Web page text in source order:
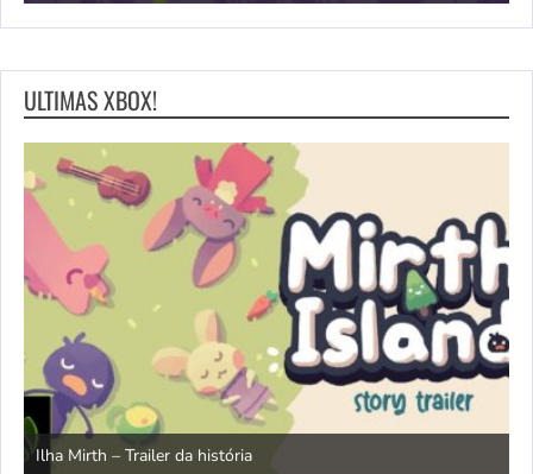
ULTIMAS XBOX!
Ilha Mirth – Trailer da história